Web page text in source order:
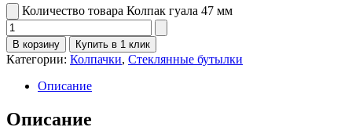
Количество товара Колпак гуала 47 мм
В корзину Купить в 1 клик
Категории: Колпачки, Стеклянные бутылки
Описание
Описание